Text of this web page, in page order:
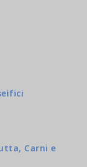
Carni e